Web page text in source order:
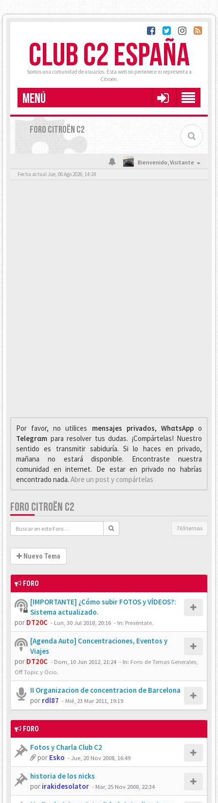
CLUB C2 ESPAÑA
Somos una comunidad de usuarios. Esta web no pertenece ni representa a
Citroën.
MENÚ
FORO CITROËN C2
Bienvenido,Visitante
Fecha actual Jue, 06 Ago 2026, 14:24
Por favor, no utilices mensajes privados, WhαtsAppo
Telegrαm para resolver tus dudas. ¡Compártelas! Nuestro
sentido es transmitir sabiduría. Si lo haces en privado,
mañana no estará disponible. Encontraste nuestra
comunidad en internet. De estar en privado no habrías
encontrado nada. Abre un post y compártelas
FORO CITROËN C2
769 temas
Nuevo Tema
FORO
[IMPORTANTE] ¿Cómo subir FOTOS y VÍDEOS?:
Sistema actualizado.
por DT20C - Lun, 30 Jul 2018, 20:16 - In: Preséntate.
[Agenda Auto] Concentraciones, Eventos y
Viajes
por DT20C - Dom, 10 Jun 2012, 21:24 - In: Foro de Temas Generales,
Off Topic y Ocio.
II Organizacion de concentracion de Barcelona
por rdl87 - Mié, 23 Mar 2011, 19:19
FORO
Fotos y Charla Club C2
por Esko -Jue, 20 Nov 2008, 16:49
historia de los nicks
por irakidesolator - Mar, 25 Nov 2008, 22:34